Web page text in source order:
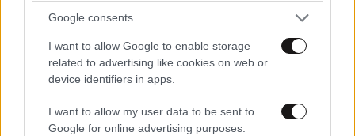
Google consents
I want to allow Google to enable storage
related to advertising like cookies on web or
device identifiers in apps.
I want to allow my user data to be sent to
Google for online advertising purposes.